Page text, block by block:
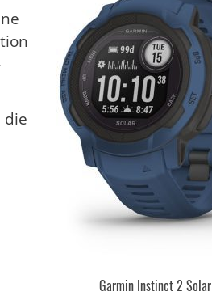
Garmin Instinct 2 Solar
die